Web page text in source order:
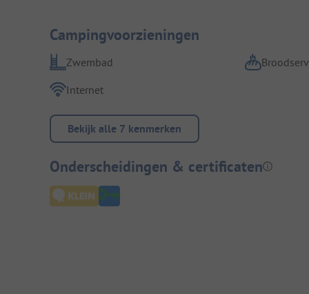
Campingvoorzieningen
Zwembad
Internet
Bekijk alle 7 kenmerken
Onderscheidingen & certificaten